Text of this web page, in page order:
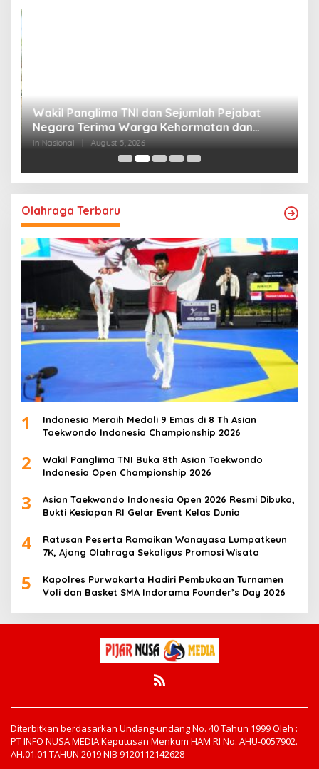
Wakil Panglima TNI dan Sejumlah Pejabat
Negara Terima Warga Kehormatan dan
Brevet Korps Marinir
In Nasional August 5, 2026
Olahraga Terbaru
1
Indonesia Meraih Medali 9 Emas di 8 Th Asian
Taekwondo Indonesia Championship 2026
2
Wakil Panglima TNI Buka 8th Asian Taekwondo
Indonesia Open Championship 2026
3
Asian Taekwondo Indonesia Open 2026 Resmi Dibuka,
Bukti Kesiapan RI Gelar Event Kelas Dunia
4
Ratusan Peserta Ramaikan Wanayasa Lumpatkeun
7K, Ajang Olahraga Sekaligus Promosi Wisata
5
Kapolres Purwakarta Hadiri Pembukaan Turnamen
Voli dan Basket SMA Indorama Founder’s Day 2026
Diterbitkan berdasarkan Undang-undang No. 40 Tahun 1999 Oleh :
PT INFO NUSA MEDIA Keputusan Menkum HAM RI No. AHU-0057902.
AH.01.01 TAHUN 2019 NIB 9120112142628